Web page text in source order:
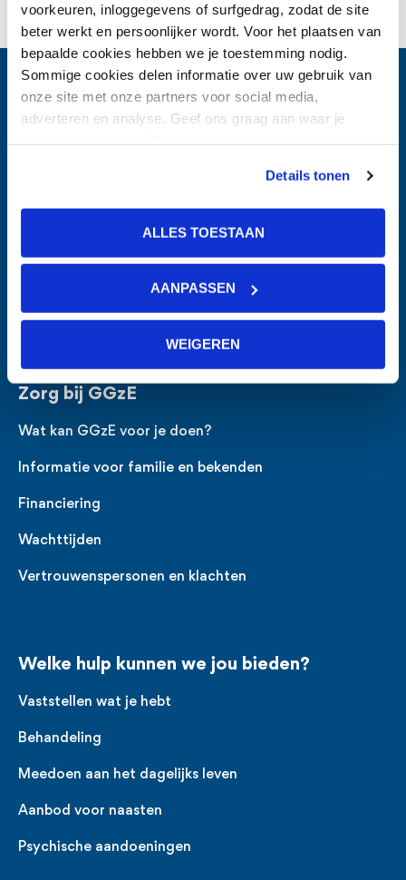
voorkeuren, inloggegevens of surfgedrag, zodat de site
beter werkt en persoonlijker wordt. Voor het plaatsen van
bepaalde cookies hebben we je toestemming nodig.
Sommige cookies delen informatie over uw gebruik van
onze site met onze partners voor social media,
adverteren en analyse. Geef ons graag aan waar je
Details tonen
ALLES TOESTAAN
AANPASSEN
WEIGEREN
Voet
Direct naar
Ik wil iemand verwijzen
Ik wil werken bij GGzE
Spoed
Zorg bij GGzE
Wat kan GGzE voor je doen?
Informatie voor familie en bekenden
Financiering
Wachttijden
Vertrouwenspersonen en klachten
Welke hulp kunnen we jou bieden?
Vaststellen wat je hebt
Behandeling
Meedoen aan het dagelijks leven
Aanbod voor naasten
Psychische aandoeningen